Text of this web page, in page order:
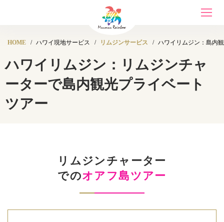
Toggle
HOME ハワイ現地サービス リムジンサービス ハワイリムジン：島内
ハワイリムジン：リムジンチャ
ーターで島内観光プライベート
ツアー
リムジンチャーター
でのオアフ島ツアー